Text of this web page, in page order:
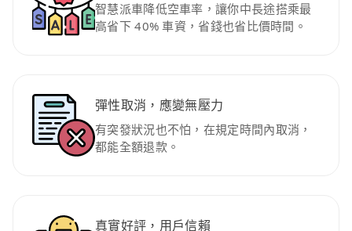
智慧派車降低空車率，讓你中長途搭乘最
高省下 40% 車資，省錢也省比價時間。
彈性取消，應變無壓力
有突發狀況也不怕，在規定時間內取消，
都能全額退款。
真實好評，用戶信賴